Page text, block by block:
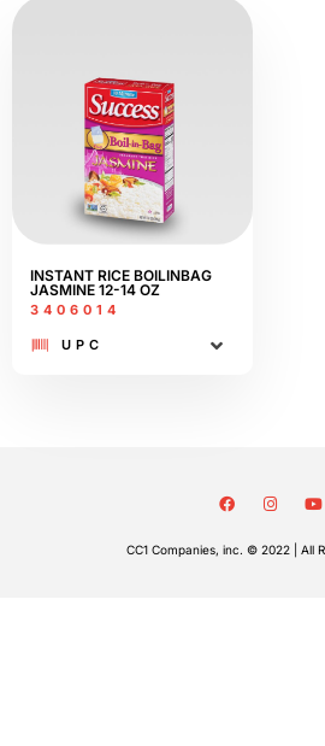
INSTANT RICE BOILINBAG
JASMINE 12-14 OZ
3406014
UPC
CC1 Companies, inc. © 2022 | All